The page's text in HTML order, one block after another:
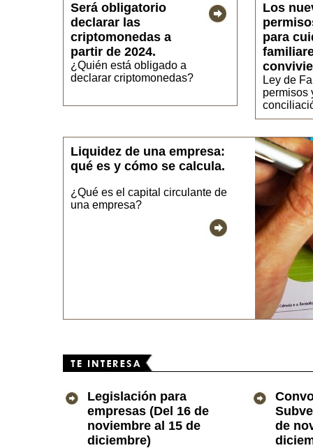
Será obligatorio
declarar las
criptomonedas a
partir de 2024.
¿Quién está obligado a
declarar criptomonedas?
Los
para
Ley de
permisos
Liquidez de una empresa:
qué es y cómo se calcula.
¿Qué es el capital circulante de
una empresa?
Legislación para
empresas (Del 16 de
noviembre al 15 de
diciembre)
de